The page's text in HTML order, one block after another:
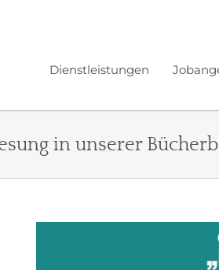
Dienstleistungen
in unserer